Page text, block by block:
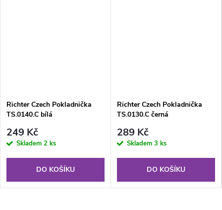
Richter Czech Pokladnička
TS.0140.C bílá
249 Kč
Skladem 2 ks
DO KOŠÍKU
Richter Czech Pokladnička
TS.0130.C černá
289 Kč
Skladem 3 ks
DO KOŠÍKU